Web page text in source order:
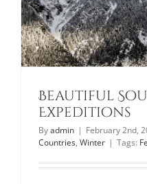
Beautiful
Expeditions
Byadmin | February 2nd,
Countries, Winter | Tags: